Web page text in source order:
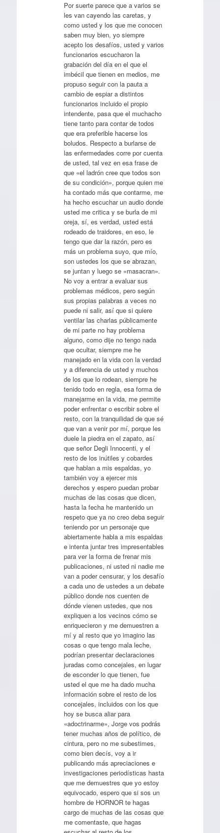
Por suerte parece que a varios se
les van cayendo las caretas, y
como usted y los que me conocen
saben muy bien, yo siempre
acepto los desafíos, usted y varios
funcionarios escucharon la
grabación del día en el que el
imbécil que tienen en medios, me
propuso seguir con la pauta a
cambio de espiar a distintos
funcionarios incluido el propio
intendente, pasa que el muchacho
tiene tanto para contar de todos
que era preferible hacerse los
boludos. Respecto a burlarse de
las enfermedades corre por cuenta
de usted, tal vez en esa frase de
que «el ladrón cree que todos son
de su condición», porque quien me
ha contado más que contarme, me
ha hecho escuchar un audio donde
usted me critica y se burla de mi
oreja, sí, es verdad, usted está
rodeado de traidores, en eso, le
tengo que dar la razón, pero es
más un problema suyo, que mío,
son ustedes los que se abrazan,
se juntan y luego se «masacran».
No voy a entrar a evaluar sus
problemas médicos, pero según
sus propias palabras a veces no
puede ni salir, así que si quiere
ventilar las charlas públicamente
de mi parte no hay problema
alguno, como dije no tengo nada
que ocultar, siempre me he
manejado en la vida con la verdad
y a diferencia de usted y muchos
de los que lo rodean, siempre he
tenido todo en regla, esa forma de
manejarme en la vida, me permite
poder enfrentar o escribir sobre el
resto, con la tranquilidad de que sé
que van a venir por mí, porque les
duele la piedra en el zapato, así
que señor Degli Innocenti, y el
resto de los inútiles y cobardes
que hablan a mis espaldas, yo
también voy a ejercer mis
derechos y espero puedan probar
muchas de las cosas que dicen,
hasta la fecha he mantenido un
respeto que ya no creo deba seguir
teniendo por un personaje que
abiertamente habla a mis espaldas
e intenta juntar tres impresentables
para ver la forma de frenar mis
publicaciones, ni usted ni nadie me
van a poder censurar, y los desafío
a cada uno de ustedes a un debate
público donde nos cuenten de
dónde vienen ustedes, que nos
expliquen a los vecinos cómo se
enriquecieron y me demuestren a
mí y al resto que yo imagino las
cosas o que tengo mala leche,
podrían presentar declaraciones
juradas como concejales, en lugar
de esconder lo que tienen, fue
usted el que me ha dado mucha
información sobre el resto de los
concejales, incluidos con los que
hoy se busca aliar para
«adoctrinarme», Jorge vos podrás
tener muchas años de político, de
cintura, pero no me subestimes,
como bien decís, voy a ir
publicando más apreciaciones e
investigaciones periodísticas hasta
que me demuestres que yo estoy
equivocado, espero que si sos un
hombre de HORNOR te hagas
cargo de muchas de las cosas que
me comentaste, que hagas